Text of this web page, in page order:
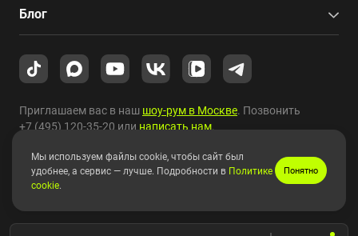
Блог
Приглашаем вас в наш шоу-рум в Москве. Позвонить
+7 (495) 120-35-20 или написать нам.
Copyright © 2010-2026 HYPERPC.
Мы используем файлы cookie, чтобы сайт был
удобнее, а сервис — лучше. Подробности в Политике
cookie.
Понятно